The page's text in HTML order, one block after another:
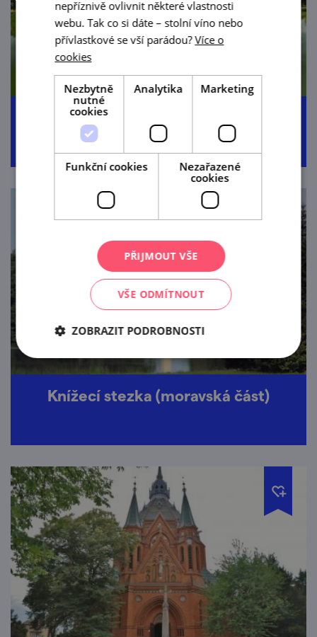
Moravská stezka
Knížecí stezka (moravská část)
nepříznivě ovlivnit některé vlastnosti
webu. Tak co si dáte – stolní víno nebo
přívlastkové se vší parádou?Více o
cookies
Nezbytně
nutné
cookies
Analytika Marketing
Funkční cookies
Nezařazené
cookies
PŘIJMOUT VŠE
VŠE ODMÍTNOUT
ZOBRAZIT PODROBNOSTI